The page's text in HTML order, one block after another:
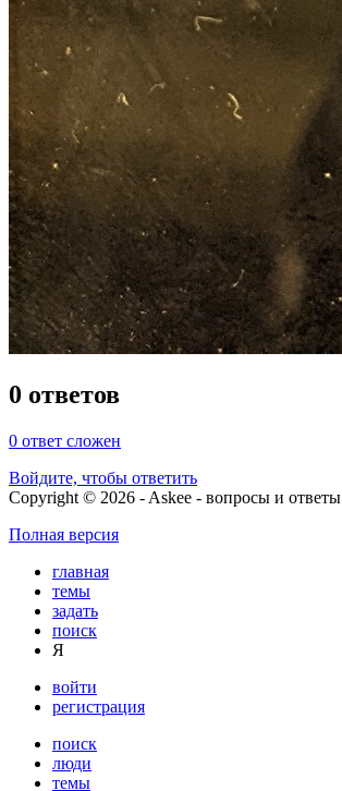
0 ответов
0 ответ сложен
Войдите, чтобы ответить
Copyright © 2026 - Askee - вопросы и ответы
Полная версия
главная
темы
задать
поиск
Я
войти
регистрация
поиск
люди
темы